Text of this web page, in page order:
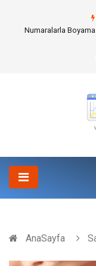
Mobil Çit Kültürü
AnaSayfa